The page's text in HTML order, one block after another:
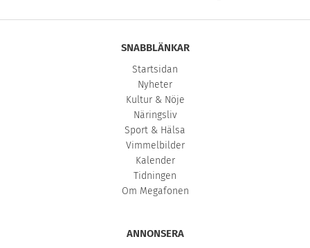
SNABBLÄNKAR
Startsidan
Nyheter
Kultur & Nöje
Näringsliv
Sport & Hälsa
Vimmelbilder
Kalender
Tidningen
Om Megafonen
ANNONSERA